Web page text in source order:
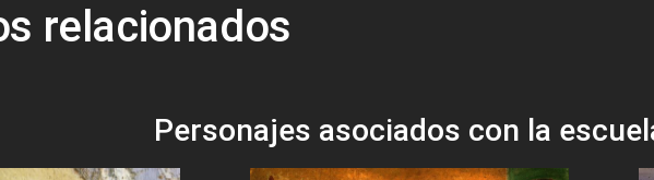
relacionados
Personajes asociados con la